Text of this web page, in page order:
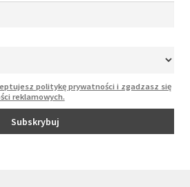
politykę prywatności i zgadzasz się
reklamowych.